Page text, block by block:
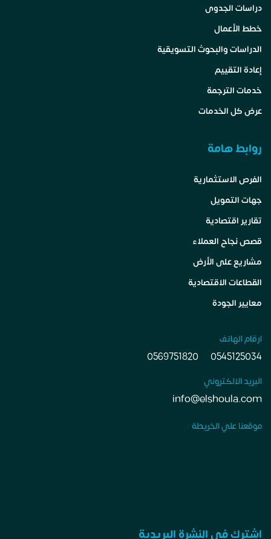
دراسات الجدوى
خطط الأعمال
الدراسات والبحوث التسويقية
إعادة التقييم
خدمات الترجمة
عرض كل الخدمات
روابط هامة
الفرص الاستثمارية
جهات التمويل
تقارير اقتصادية
قصص نجاح العملاء
مشاريع على الأرض
القطاعات الاقتصادية
معايير الجودة
ارقام الهاتف
0545125034
0569751820
البريد الالكتروني
info@elshoula.com
موقعنا علي الخريطة
اشترك في النشرة البريدية